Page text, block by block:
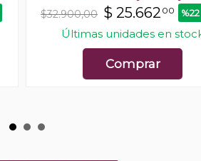
$32.900,00 $ 25.662 00
Últimas unidades en
Comprar